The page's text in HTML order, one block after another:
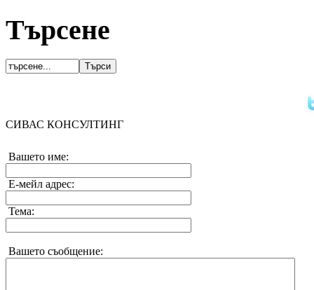
Търсене
СИВАС КОНСУЛТИНГ
Вашето име:
Е-мейл адрес:
Тема:
Вашето съобщение: